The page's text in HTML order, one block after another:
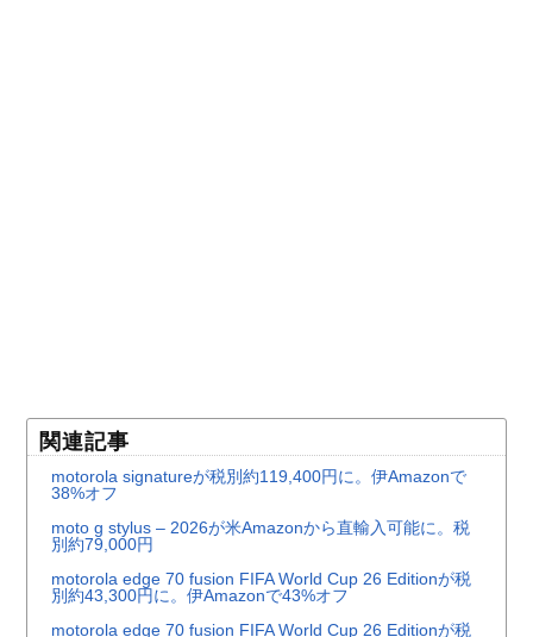
関連記事
motorola signatureが税別約119,400円に。伊Amazonで
38%オフ
moto g stylus – 2026が米Amazonから直輸入可能に。税
別約79,000円
motorola edge 70 fusion FIFA World Cup 26 Editionが税
別約43,300円に。伊Amazonで43%オフ
motorola edge 70 fusion FIFA World Cup 26 Editionが税